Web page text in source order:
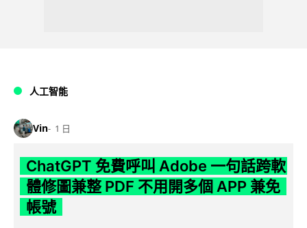
人工智能
Vin 1 日
ChatGPT 免費呼叫 Adobe 一句話跨軟
體修圖兼整 PDF 不用開多個 APP 兼免
帳號